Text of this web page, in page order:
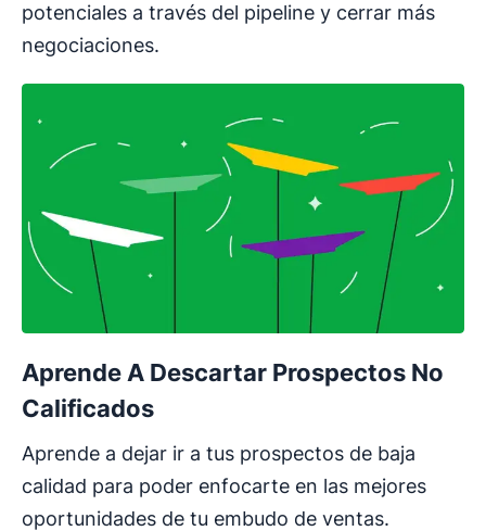
potenciales a través del pipeline y cerrar más
negociaciones.
Aprende A Descartar Prospectos No
Calificados
Aprende a dejar ir a tus prospectos de baja
calidad para poder enfocarte en las mejores
oportunidades de tu embudo de ventas.